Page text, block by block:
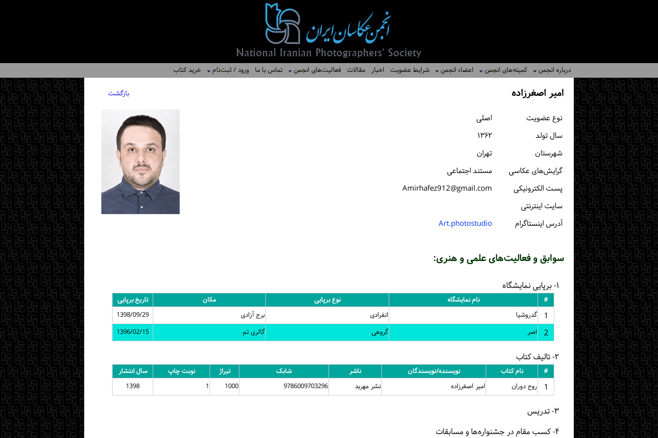
درباره انجمن کمیته‌های انجمن اعضاء انجمن شرایط عضویت اخبار مقالات فعالیت‌های انجمن تماس با ما ورود / ثبت‌نام خرید کتاب
امیر اصغرزاده بازگشت
نوع عضویت
اصلی
سال تولد
۱۳۶۲
شهرستان
تهران
گرایش‌های عکاسی
مستند اجتماعی
پست الكترونیكی
Amirhafez912@gmail.com
سایت اینترنتی
آدرس اینستاگرام
Art.photostudio
سوابق و فعالیت‌های علمی و هنری:
۱- برپایی نمایشگاه
# نام نمایشگاه نوع برپایی مکان تاریخ برپایی
1 گدروشیا انفرادی برج آزادی 1398/09/29
2 اصر گروهی گالری تم 1396/02/15
۲- تالیف کتاب
# نام کتاب نویسنده/نویسندگان ناشر شابک تیراژ نوبت چاپ سال انتشار
1 روح دوران امیر اصغرزاده نشر مهربد 9786009703296
1000
1
1398
۳- تدریس
۴- کسب مقام در جشنواره‌ها و مسابقات